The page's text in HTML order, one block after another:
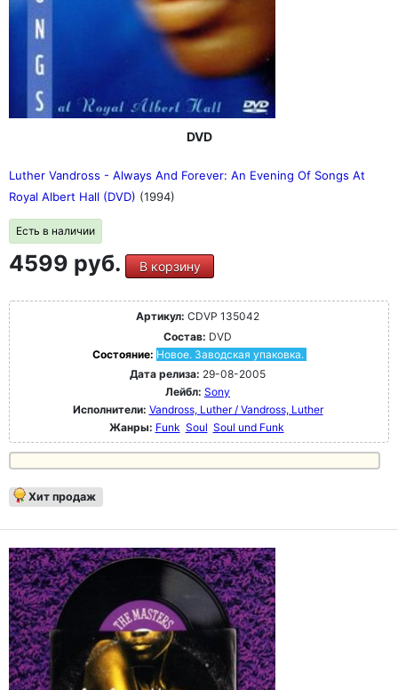
DVD
Luther Vandross - Always And Forever: An Evening Of Songs At
Royal Albert Hall (DVD) (1994)
Есть в наличии
4599 руб. В корзину
Артикул: CDVP 135042
Состав: DVD
Состояние: Новое. Заводская упаковка.
Дата релиза: 29-08-2005
Лейбл: Sony
Исполнители: Vandross, Luther / Vandross, Luther
Жанры: Funk Soul Soul und Funk
Хит продаж